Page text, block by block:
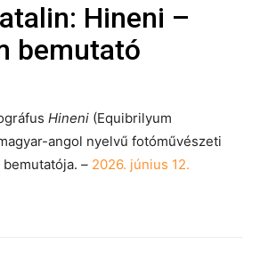
Hineni –
bemutató
Hineni (Equibrilyum
angol nyelvű fotóművészeti
– 2026. június 12.